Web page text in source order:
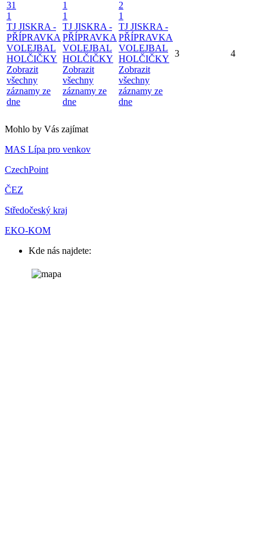
31
1
TJ JISKRA -
PŘÍPRAVKA
VOLEJBAL
HOLČIČKY
Zobrazit
všechny
záznamy ze
dne
1
1
TJ JISKRA -
PŘÍPRAVKA
VOLEJBAL
HOLČIČKY
Zobrazit
všechny
záznamy ze
dne
2
1
TJ JISKRA -
PŘÍPRAVKA
VOLEJBAL
HOLČIČKY
Zobrazit
všechny
záznamy ze
dne
3 4
Mohlo by Vás zajímat
MAS Lípa pro venkov
CzechPoint
ČEZ
Středočeský kraj
EKO-KOM
Kde nás najdete: